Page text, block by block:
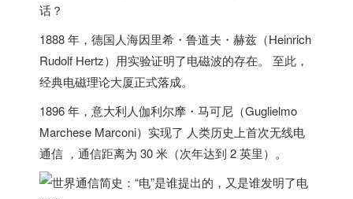
1888 年， 德国人海因里希・鲁道夫・赫兹（Heinrich
Rudolf Hertz）用实验证明了电磁波的存在。 至此，
经典电磁理论大厦正式落成。
1896 年， 意大利人伽利尔摩・马可尼（Guglielmo
Marchese Marconi）实现了 人类历史上首次无线电
通信 ，通信距离为 30 米（次年达到 2 英里）。